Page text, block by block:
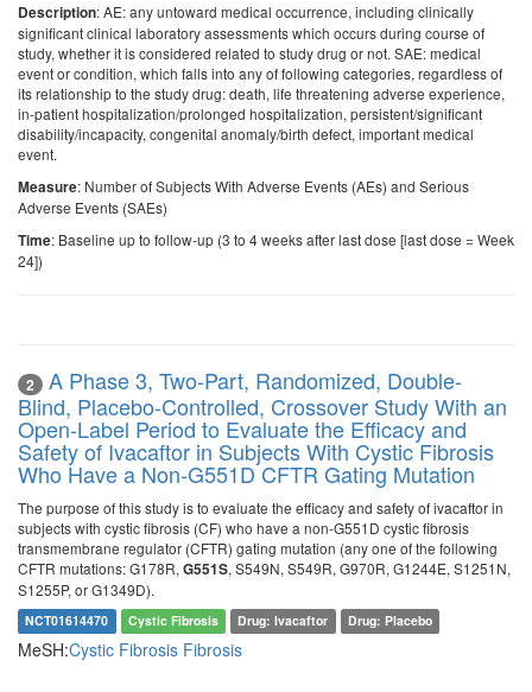
Description: AE: any untoward medical occurrence, including clinically
significant clinical laboratory assessments which occurs during course of
study, whether it is considered related to study drug or not. SAE: medical
event or condition, which falls into any of following categories, regardless of
its relationship to the study drug: death, life threatening adverse experience,
in-patient hospitalization/prolonged hospitalization, persistent/significant
disability/incapacity, congenital anomaly/birth defect, important medical
event.
Measure: Number of Subjects With Adverse Events (AEs) and Serious
Adverse Events (SAEs)
Time: Baseline up to follow-up (3 to 4 weeks after last dose [last dose = Week
24])
2
A Phase 3, Two-Part, Randomized, Double-
Blind, Placebo-Controlled, Crossover Study With an
Open-Label Period to Evaluate the Efficacy and
Safety of Ivacaftor in Subjects With Cystic Fibrosis
Who Have a Non-G551D CFTR Gating Mutation
The purpose of this study is to evaluate the efficacy and safety of ivacaftor in
subjects with cystic fibrosis (CF) who have a non-G551D cystic fibrosis
transmembrane regulator (CFTR) gating mutation (any one of the following
CFTR mutations: G178R, G551S, S549N, S549R, G970R, G1244E, S1251N,
S1255P, or G1349D).
NCT01614470 Cystic Fibrosis Drug: Ivacaftor Drug: Placebo
MeSH:Cystic Fibrosis Fibrosis